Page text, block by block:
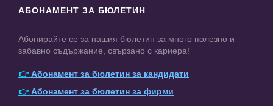
АБОНАМЕНТ ЗА БЮЛЕТИН
Абонирайте се за нашия бюлетин за много полезно и
забавно съдържание, свързано с кариера!
👉Абонамент за бюлетин за кандидати
👉Абонамент за бюлетин за фирми